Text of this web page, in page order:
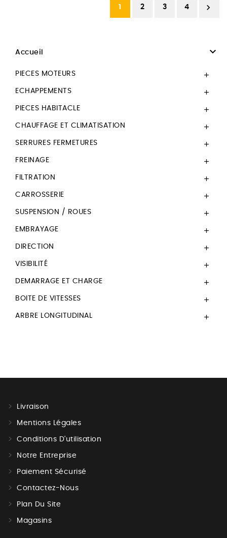
1 2 3 4 
Accueil 
PIECES MOTEURS 
ECHAPPEMENTS 
PIECES HABITACLE 
CHAUFFAGE ET CLIMATISATION 
SERRURES FERMETURES 
FREINAGE 
FILTRATION 
CARROSSERIE 
SUSPENSION / ROUES 
EMBRAYAGE 
DIRECTION 
VISIBILITÉ 
DEMARRAGE ET CHARGE 
BOITE DE VITESSES 
ARBRE LONGITUDINAL 
Livraison
Mentions Légales
Conditions D'utilisation
Notre Entreprise
Paiement Sécurisé
Contactez-Nous
Plan Du Site
Magasins